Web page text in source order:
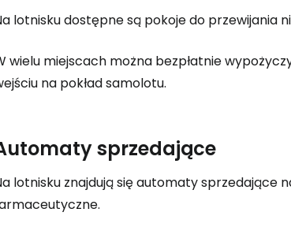
lotnisku dostępne są pokoje do przewijania
wielu miejscach można bezpłatnie
na pokład samolotu.
sprzedające
lotnisku znajdują się automaty sprzedające